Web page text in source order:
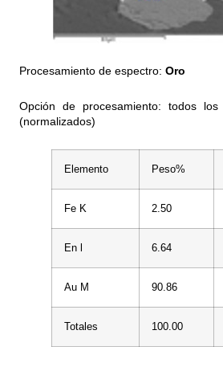
Procesamiento de espectro: Oro
Opción de procesamiento: todos los
(normalizados)
Elemento Peso%
Fe K 2.50
En l 6.64
Au M 90.86
Totales 100.00